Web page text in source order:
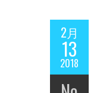
2月
13
2018